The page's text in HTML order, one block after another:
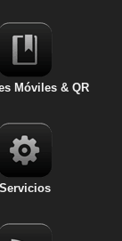
Móviles & QR
Servicios